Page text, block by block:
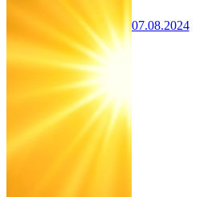
07.08.2024